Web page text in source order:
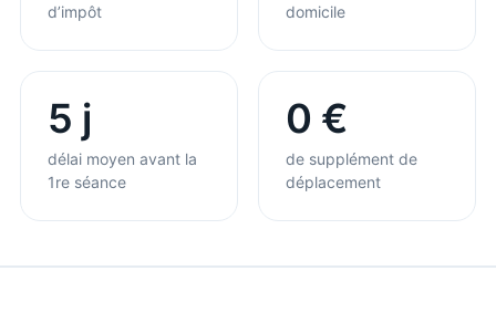
d’impôt
domicile
5 j
délai moyen avant la
1re séance
0 €
de supplément de
déplacement